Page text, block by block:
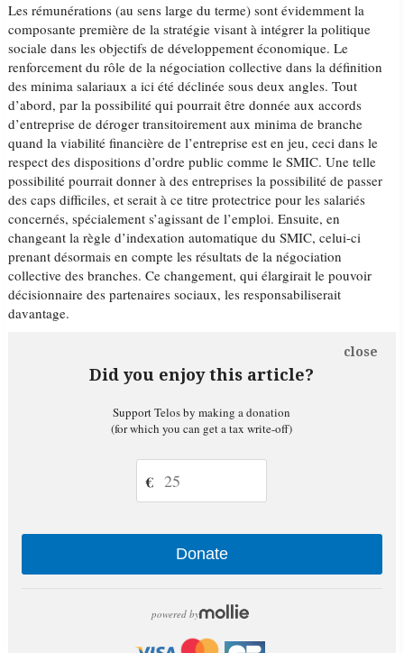
Les rémunérations (au sens large du terme) sont évidemment la
composante première de la stratégie visant à intégrer la politique
sociale dans les objectifs de développement économique. Le
renforcement du rôle de la négociation collective dans la définition
des minima salariaux a ici été déclinée sous deux angles. Tout
d’abord, par la possibilité qui pourrait être donnée aux accords
d’entreprise de déroger transitoirement aux minima de branche
quand la viabilité financière de l’entreprise est en jeu, ceci dans le
respect des dispositions d’ordre public comme le SMIC. Une telle
possibilité pourrait donner à des entreprises la possibilité de passer
des caps difficiles, et serait à ce titre protectrice pour les salariés
concernés, spécialement s’agissant de l’emploi. Ensuite, en
changeant la règle d’indexation automatique du SMIC, celui-ci
prenant désormais en compte les résultats de la négociation
collective des branches. Ce changement, qui élargirait le pouvoir
décisionnaire des partenaires sociaux, les responsabiliserait
davantage.
Did you enjoy this article?
close
Support Telos by making a donation
(for which you can get a tax write-off)
€
Donate
powered by